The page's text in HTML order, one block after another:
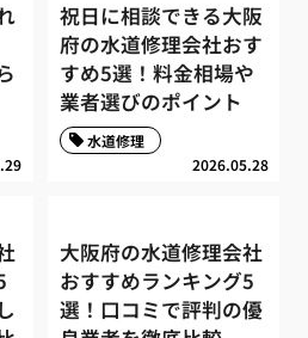
祝日に相談できる大阪
府の水道修理会社おす
すめ5選！料金相場や
業者選びのポイント
2026.05.28
水道修理
大阪府の水道修理会社
おすすめランキング5
選！口コミで評判の優